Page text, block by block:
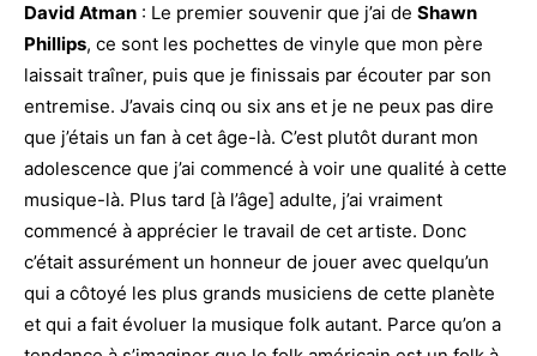
David Atman : Le premier souvenir que j’ai de Shawn
Phillips, ce sont les pochettes de vinyle que mon père
laissait traîner, puis que je finissais par écouter par son
entremise. J’avais cinq ou six ans et je ne peux pas dire
que j’étais un fan à cet âge-là. C’est plutôt durant mon
adolescence que j’ai commencé à voir une qualité à cette
musique-là. Plus tard [à l’âge] adulte, j’ai vraiment
commencé à apprécier le travail de cet artiste. Donc
c’était assurément un honneur de jouer avec quelqu’un
qui a côtoyé les plus grands musiciens de cette planète
et qui a fait évoluer la musique folk autant. Parce qu’on a